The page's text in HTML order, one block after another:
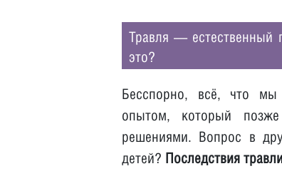
Травля — естественный
это?
Бесспорно, всё, что мы
опытом, который
решениями. Вопрос в
детей? Последствия